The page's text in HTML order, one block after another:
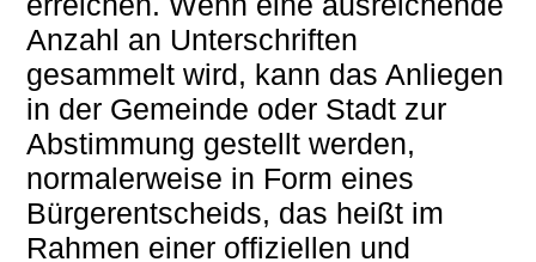
Anzahl an Unterschriften
gesammelt wird, kann das Anliegen
in der Gemeinde oder Stadt zur
Abstimmung gestellt werden,
normalerweise in Form eines
Bürgerentscheids, das heißt im
Rahmen einer offiziellen und